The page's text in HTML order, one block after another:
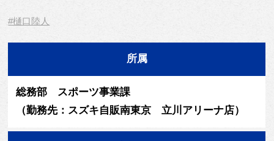
#樋口陸人
所属
総務部 スポーツ事業課
（勤務先：スズキ自販南東京 立川アリーナ店）